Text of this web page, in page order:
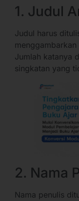
1. Judul
Judul harus
Jumlah katanya
singkatan yang
2. Nama
Nama penulis